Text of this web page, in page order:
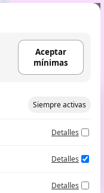
Aceptar mínimas
Aceptar
mínimas
Siempre activas
Detalles
Detalles
Detalles